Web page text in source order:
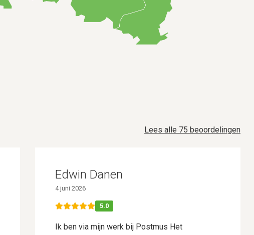
Lees alle 75 beoordelingen
Edwin Danen
4 juni 2026
5.0
Ik ben via mijn werk bij Postmus Het